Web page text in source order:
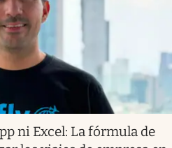
ni Excel: La fórmula de